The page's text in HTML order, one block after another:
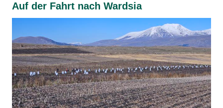
Auf der Fahrt nach Wardsia